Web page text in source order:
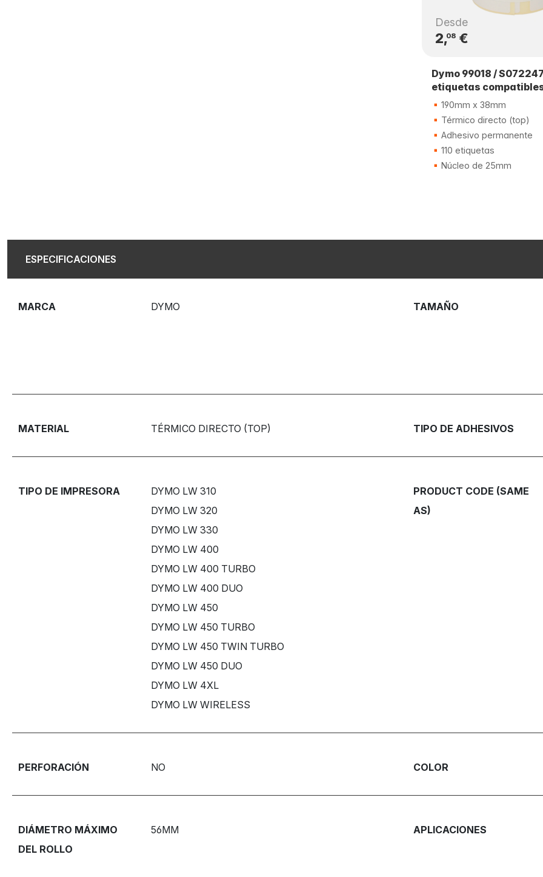
Desde
2,08€
Dymo 99018 /
etiquetas
190mm x 38mm
Térmico directo (top)
Adhesivo permanente
110 etiquetas
Núcleo de 25mm
ESPECIFICACIONES
MARCA DYMO TAMAÑO
MATERIAL TÉRMICO DIRECTO (TOP) TIPO DE ADHESIVOS
TIPO DE IMPRESORA
DYMO LW 310
DYMO LW 320
DYMO LW 330
DYMO LW 400
DYMO LW 400 TURBO
DYMO LW 400 DUO
DYMO LW 450
DYMO LW 450 TURBO
DYMO LW 450 TWIN TURBO
DYMO LW 450 DUO
DYMO LW 4XL
DYMO LW WIRELESS
PRODUCT CODE (SAME
AS)
PERFORACIÓN NO COLOR
DIÁMETRO MÁXIMO
DEL ROLLO
56MM APLICACIONES